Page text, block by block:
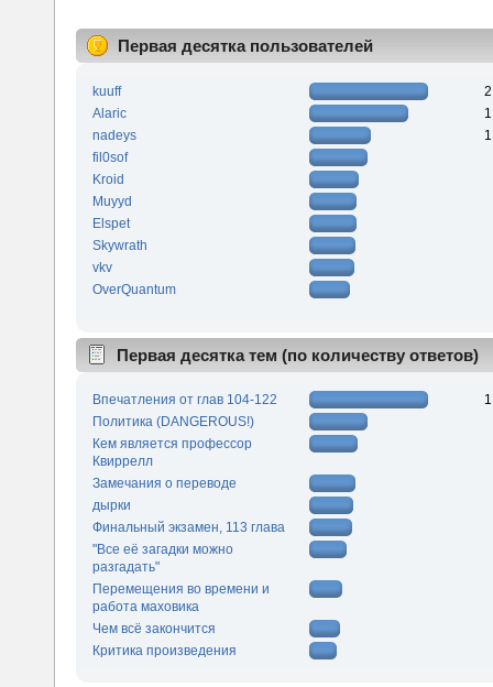
Первая десятка пользователей
kuuff
Alaric
nadeys
fil0sof
Kroid
Muyyd
Elspet
Skywrath
vkv
OverQuantum
Первая десятка тем (по количеству ответов)
Впечатления от глав 104-122
Политика (DANGEROUS!)
Кем является профессор
Квиррелл
Замечания о переводе
дырки
Финальный экзамен, 113 глава
"Все её загадки можно
разгадать"
Перемещения во времени и
работа маховика
Чем всё закончится
Критика произведения